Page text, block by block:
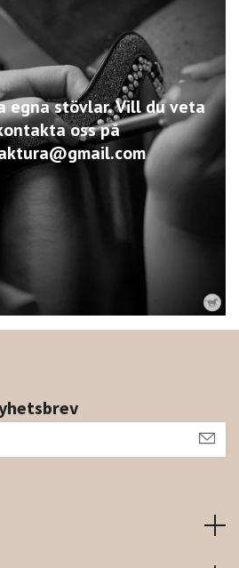
egna stövlar. Vill du veta
oss på